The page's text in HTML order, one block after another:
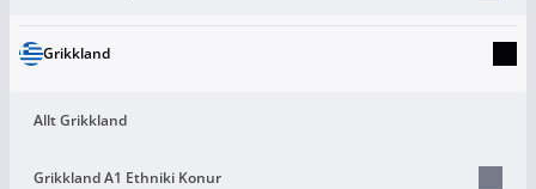
Grikkland
Allt Grikkland
Grikkland A1 Ethniki Konur